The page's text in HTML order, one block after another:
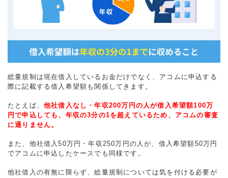
総量規制は現在借入しているお金だけでなく、アコムに申込する
際に記載する借入希望額も関係してきます。
たとえば、 他社借入なし・年収200万円の人が借入希望額100万
円で申込しても、年収の3分の1を超えているため、アコムの審査
に通りません。
また、他社借入50万円・年収250万円の人が、借入希望額50万円
でアコムに申込したケースでも同様です。
他社借入の有無に限らず、総量規制については気を付ける必要が